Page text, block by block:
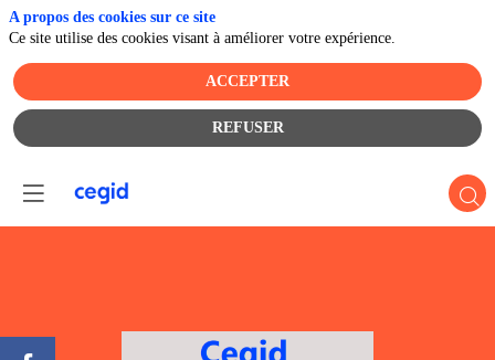
A propos des cookies sur ce site
Ce site utilise des cookies visant à améliorer votre expérience.
ACCEPTER
REFUSER